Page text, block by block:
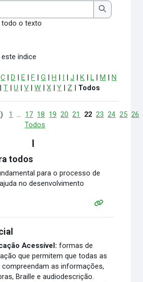
Buscar
todo o texto
índice
C D E F |G H |J K L M
N
|T |U |V |W |X |Y Z Todos
) 1 ... 17 18 19 20 21 22 23 24 25 26
Todos
todos
para o processo de
no desenvolvimento
Acessível: formas de
que permitem que todas as
as informações,
Braille e audiodescrição.